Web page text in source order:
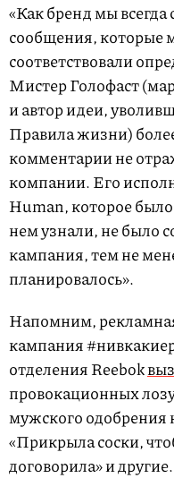
«Как бренд мы всегда
сообщения, которые
соответствовали
Мистер Голофаст
и автор идеи,
Правила жизни)
комментарии не
компании. Его
Human, которое
нем узнали, не было
кампания, тем не
планировалось».
Напомним,
кампания
отделения Reebok
провокационных
мужского одобрения
«Прикрыла соски,
договорила» и другие.